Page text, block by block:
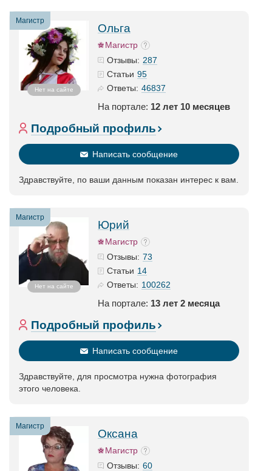
Магистр
Нет на сайте
Ольга
Магистр
Отзывы: 287
Статьи 95
Ответы: 46837
На портале: 12 лет 10 месяцев
Подробный профиль
Написать сообщение
Здравствуйте, по ваши данным показан интерес к вам.
Магистр
Нет на сайте
Юрий
Магистр
Отзывы: 73
Статьи 14
Ответы: 100262
На портале: 13 лет 2 месяца
Подробный профиль
Написать сообщение
Здравствуйте, для просмотра нужна фотография
этого человека.
Магистр
Оксана
Магистр
Отзывы: 60